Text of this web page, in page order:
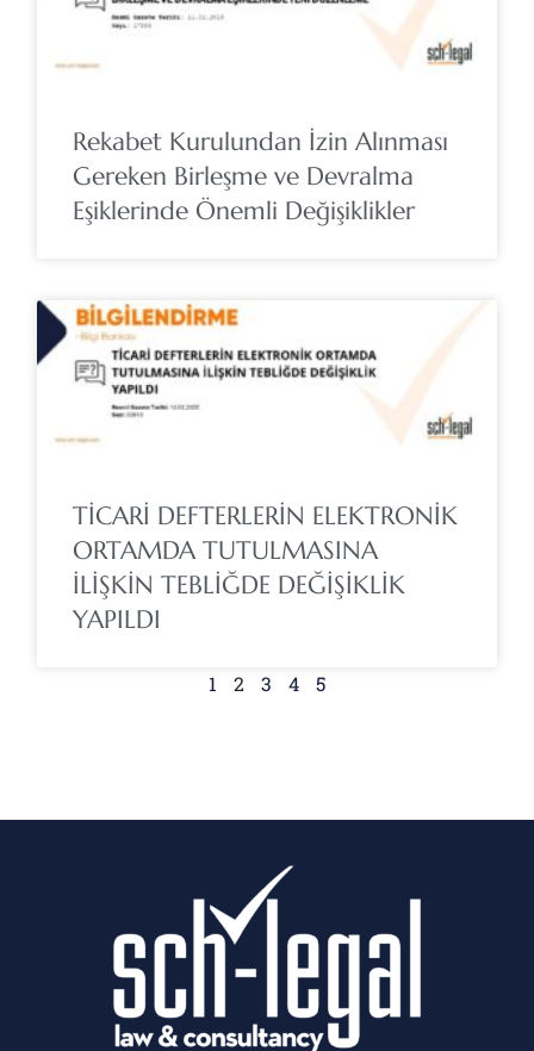
Rekabet Kurulundan İzin Alınması
Gereken Birleşme ve Devralma
Eşiklerinde Önemli Değişiklikler
TİCARİ DEFTERLERİN ELEKTRONİK
ORTAMDA TUTULMASINA
İLİŞKİN TEBLİĞDE DEĞİŞİKLİK
YAPILDI
1 2 3 4 5